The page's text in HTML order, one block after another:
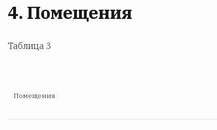
4. Помещения
Таблица 3
Помещения